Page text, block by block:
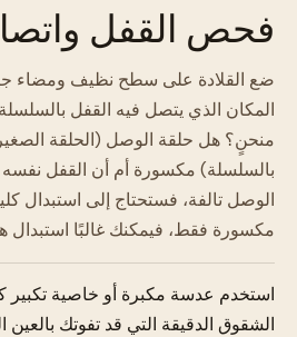
فحص القفل
ضع القلادة على سطح نظيف ومضاء
المكان الذي يتصل فيه القفل
منحنٍ؟ هل حلقة الوصل (الحلقة
بالسلسلة) مكسورة أم أن القفل
الوصل تالفة، فستحتاج إلى استبدال
مكسورة فقط، فيمكنك غالبًا استبدال
استخدم عدسة مكبرة أو خاصية تكبير
الشقوق الدقيقة التي قد تفوتك بالعين